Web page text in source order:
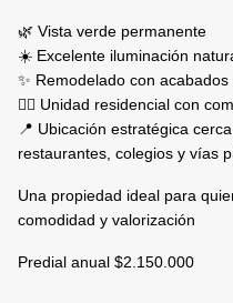
🌿 Vista verde permanente
☀️ Excelente iluminación
✨ Remodelado con
🏊‍♂️ Unidad residencial con
📍 Ubicación estratégica
restaurantes, colegios y vías
Una propiedad ideal para
comodidad y valorización
Predial anual $2.150.000